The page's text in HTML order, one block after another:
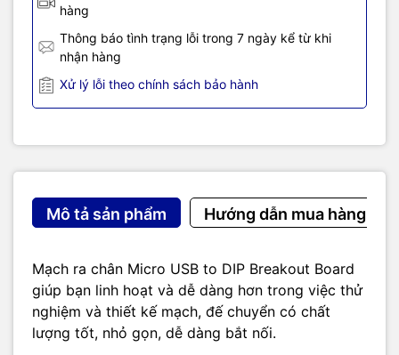
hàng
Thông báo tình trạng lỗi trong 7 ngày kể từ khi
nhận hàng
Xử lý lỗi theo chính sách bảo hành
Mô tả sản phẩm Hướng dẫn mua hàng
Mạch ra chân Micro USB to DIP Breakout Board
giúp bạn linh hoạt và dễ dàng hơn trong việc thử
nghiệm và thiết kế mạch, đế chuyển có chất
lượng tốt, nhỏ gọn, dễ dàng bắt nối.